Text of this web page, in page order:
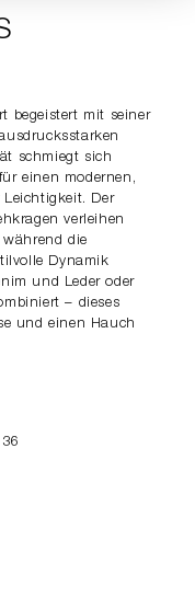
begeistert mit seiner
schmiegt sich
einen modernen,
Der
verleihen
die
Dynamik
und Leder oder
– dieses
und einen Hauch